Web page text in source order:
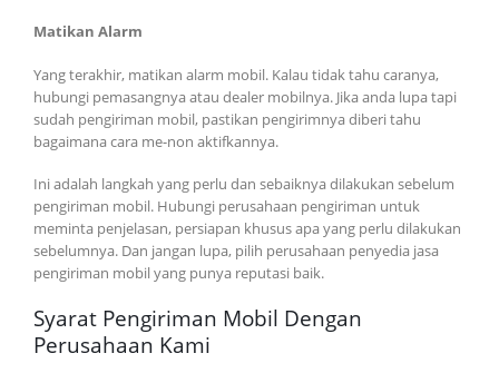
Matikan Alarm
Yang terakhir, matikan alarm mobil. Kalau tidak tahu caranya,
hubungi pemasangnya atau dealer mobilnya. Jika anda lupa tapi
sudah pengiriman mobil, pastikan pengirimnya diberi tahu
bagaimana cara me-non aktifkannya.
Ini adalah langkah yang perlu dan sebaiknya dilakukan sebelum
pengiriman mobil. Hubungi perusahaan pengiriman untuk
meminta penjelasan, persiapan khusus apa yang perlu dilakukan
sebelumnya. Dan jangan lupa, pilih perusahaan penyedia jasa
pengiriman mobil yang punya reputasi baik.
Syarat Pengiriman Mobil Dengan
Perusahaan Kami